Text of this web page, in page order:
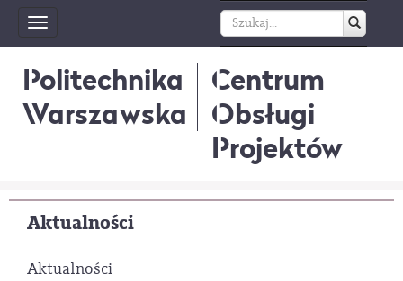
Toggle
navigation
Politechnika
Warszawska
Centrum
Obsługi
Projektów
Aktualności
Aktualności